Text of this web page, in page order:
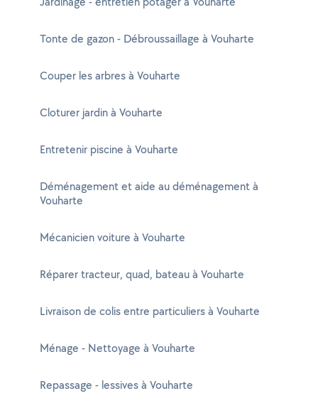
Tonte de gazon - Débroussaillage à Vouharte
Couper les arbres à Vouharte
Cloturer jardin à Vouharte
Entretenir piscine à Vouharte
Déménagement et aide au déménagement à
Vouharte
Mécanicien voiture à Vouharte
Réparer tracteur, quad, bateau à Vouharte
Livraison de colis entre particuliers à Vouharte
Ménage - Nettoyage à Vouharte
Repassage - lessives à Vouharte